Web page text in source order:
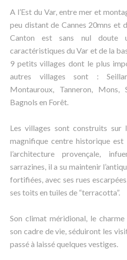
A l’Est du Var, entre mer et
peu distant de Cannes 20mns et
Canton est sans nul doute
caractéristiques du Var et de la
9 petits villages dont le plus
autres villages sont :
Montauroux, Tanneron,
Bagnols en Forêt.
Les villages sont construits sur
magnifique centre historique
l’architecture provençale,
sarrazines, il a su maintenir
fortifiées, avec ses rues
ses toits en tuiles de “terracotta”.
Son climat méridional, le charme
son cadre de vie, séduiront les
passé à laissé quelques vestiges.